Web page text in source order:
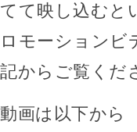
てて映し込むと
ロモーションビ
記からご覧くだ
動画は以下から